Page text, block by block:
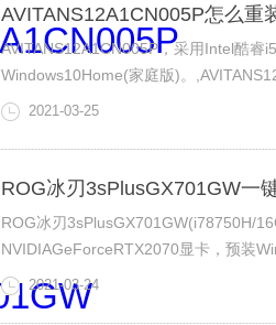
AVITANS12A1CN005P怎么重
AVITANS12A1CN005P，采用Intel酷
Windows10Home(家庭版)。
该怎么办？
2021-03-25
ROG冰刃3sPlusGX701GW一
ROG冰刃3sPlusGX701GW(i78750H/
NVIDIAGeForceRTX2070显卡，预装
3sPlusGX701GW笔记本怎么一键重装
2021-03-24